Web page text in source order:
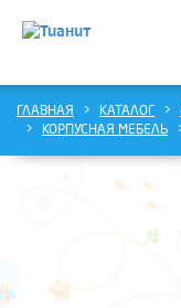
ГЛАВНАЯ
КАТАЛОГ
ОПЛАТА
ГЛАВНАЯ КАТАЛОГ
КОРПУСНАЯ МЕБЕЛЬ